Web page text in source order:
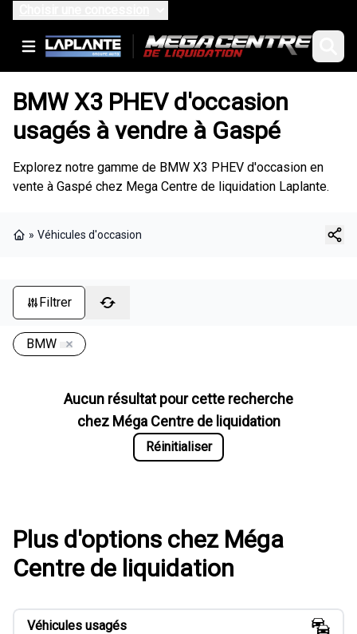
BMW X3 PHEV d'occasion
usagés à vendre à Gaspé
Explorez notre gamme de BMW X3 PHEV d'occasion en
vente à Gaspé chez Mega Centre de liquidation Laplante.
» Véhicules d'occasion
Filtrer
BMW
Aucun résultat pour cette recherche
chez Méga Centre de liquidation
Réinitialiser
Plus d'options chez Méga
Centre de liquidation
Véhicules usagés